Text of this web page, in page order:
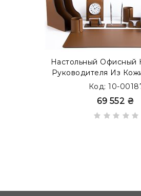
Настольный Офисный
Руководителя Из
12 Предметов,
Код: 10-
69 552 ₴